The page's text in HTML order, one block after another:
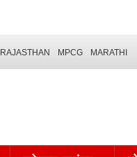
RAJASTHAN MPCG MARATHI